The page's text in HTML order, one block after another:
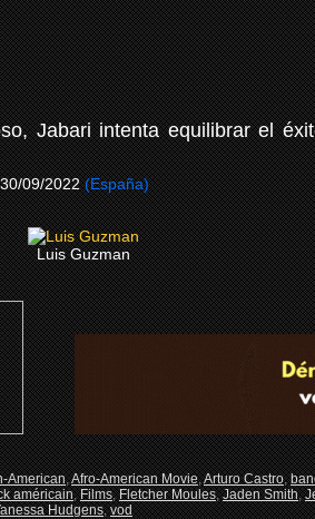
Jabari intenta equilibrar el
30/09/2022 (España)
Luis Guzman
American,Afro-American Movie,Arturo Castro,
américain,Films,Fletcher Moules,Jaden Smith,
Hudgens,vod